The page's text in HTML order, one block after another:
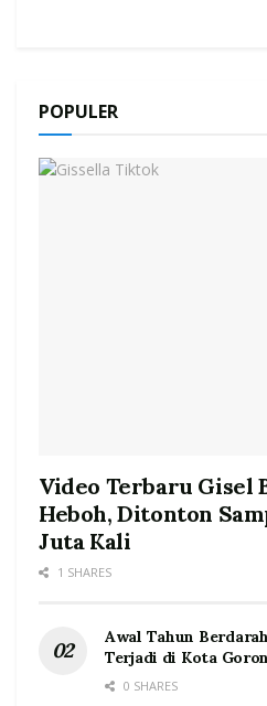
POPULER
Video Terbaru Gisel
Heboh, Ditonton
Juta Kali
1 SHARES
Awal Tahun
Terjadi di Kota
0 SHARES